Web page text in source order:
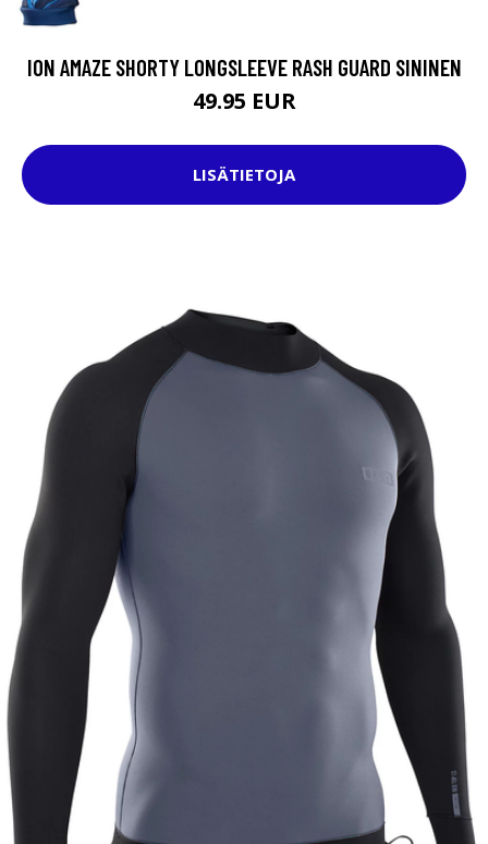
ION AMAZE SHORTY LONGSLEEVE RASH GUARD SININEN
49.95 EUR
LISÄTIETOJA